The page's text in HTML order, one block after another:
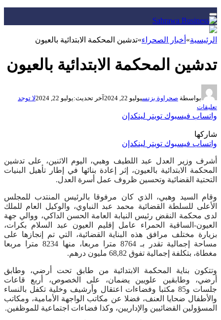
الرئيسية» أخبار الصحراء»تدشين المحكمة الابتدائية بالعيون
تدشين المحكمة الابتدائية بالعيون
بواسطة صحراوة بزنسيوليو 22, 2024 آخر تحديث:يوليو 22, 2024
لا توجد
تعليقات
واتساب فيسبوك تويتر لينكدإن
شاركها
واتساب فيسبوك تويتر لينكدإن
أشرف وزير العدل عبد اللطيف وهبي، اليوم الاثنين، على تدشين
المحكمة الابتدائية بالعيون، إثر إعادة بنائها في إطار تأهيل البنيات
التحتية القضائية وتحسين ظروف عمل أسرة العدل.
وقام السيد وهبي، الذي كان مرفوقا بالرئيس المنتدب للمجلس
الأعلى للسلطة القضائية محمد عبد النباوي، والوكيل العام للملك
لدى محكمة النقض رئيس النيابة العامة الحسن الداكي، ووالي جهة
العيون-الساقية الحمراء عامل إقليم العيون عبد السلام بكرات،
بزيارة مختلف مرافق هذه البناية القضائية، التي تم إنجازها على
مساحة إجمالية تقدر بـ 8764 مترا مربعا، منها 8234 مترا مربعا
مغطاة، بتكلفة إجمالية تفوق 68,82 مليون درهم.
وتتكون بناية المحكمة الابتدائية من طابق تحت أرضي، وطابق
أرضي، وطابقين علويين يضمان، على الخصوص، أربع قاعات
جلسات و85 مكتبا وفضاءات اعتقال وأرشيف وخلية تكفل بالنساء
والأطفال ضحايا العنف، فضلا عن مكاتب الواجهة الأمامية، ومكاتب
المسؤولين القضائيين والإداريين، وكذا فضاءات اجتماعية للموظفين.